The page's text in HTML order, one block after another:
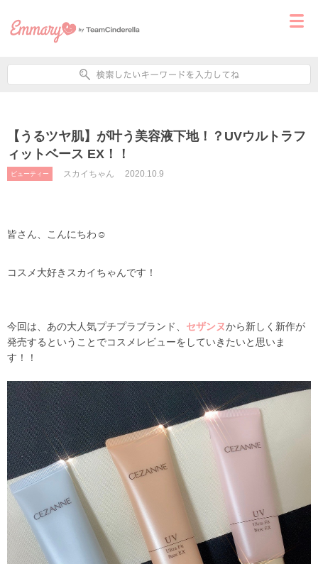
【うるツヤ肌】が叶う美容液下地！？UVウルトラフ
ィットベース EX！！
ビューティー スカイちゃん 2020.10.9
皆さん、こんにちわ☺️
コスメ大好きスカイちゃんです！
今回は、あの大人気プチプラブランド、 セザンヌから新しく新作が
発売するということでコスメレビューをしていきたいと思いま
す！！